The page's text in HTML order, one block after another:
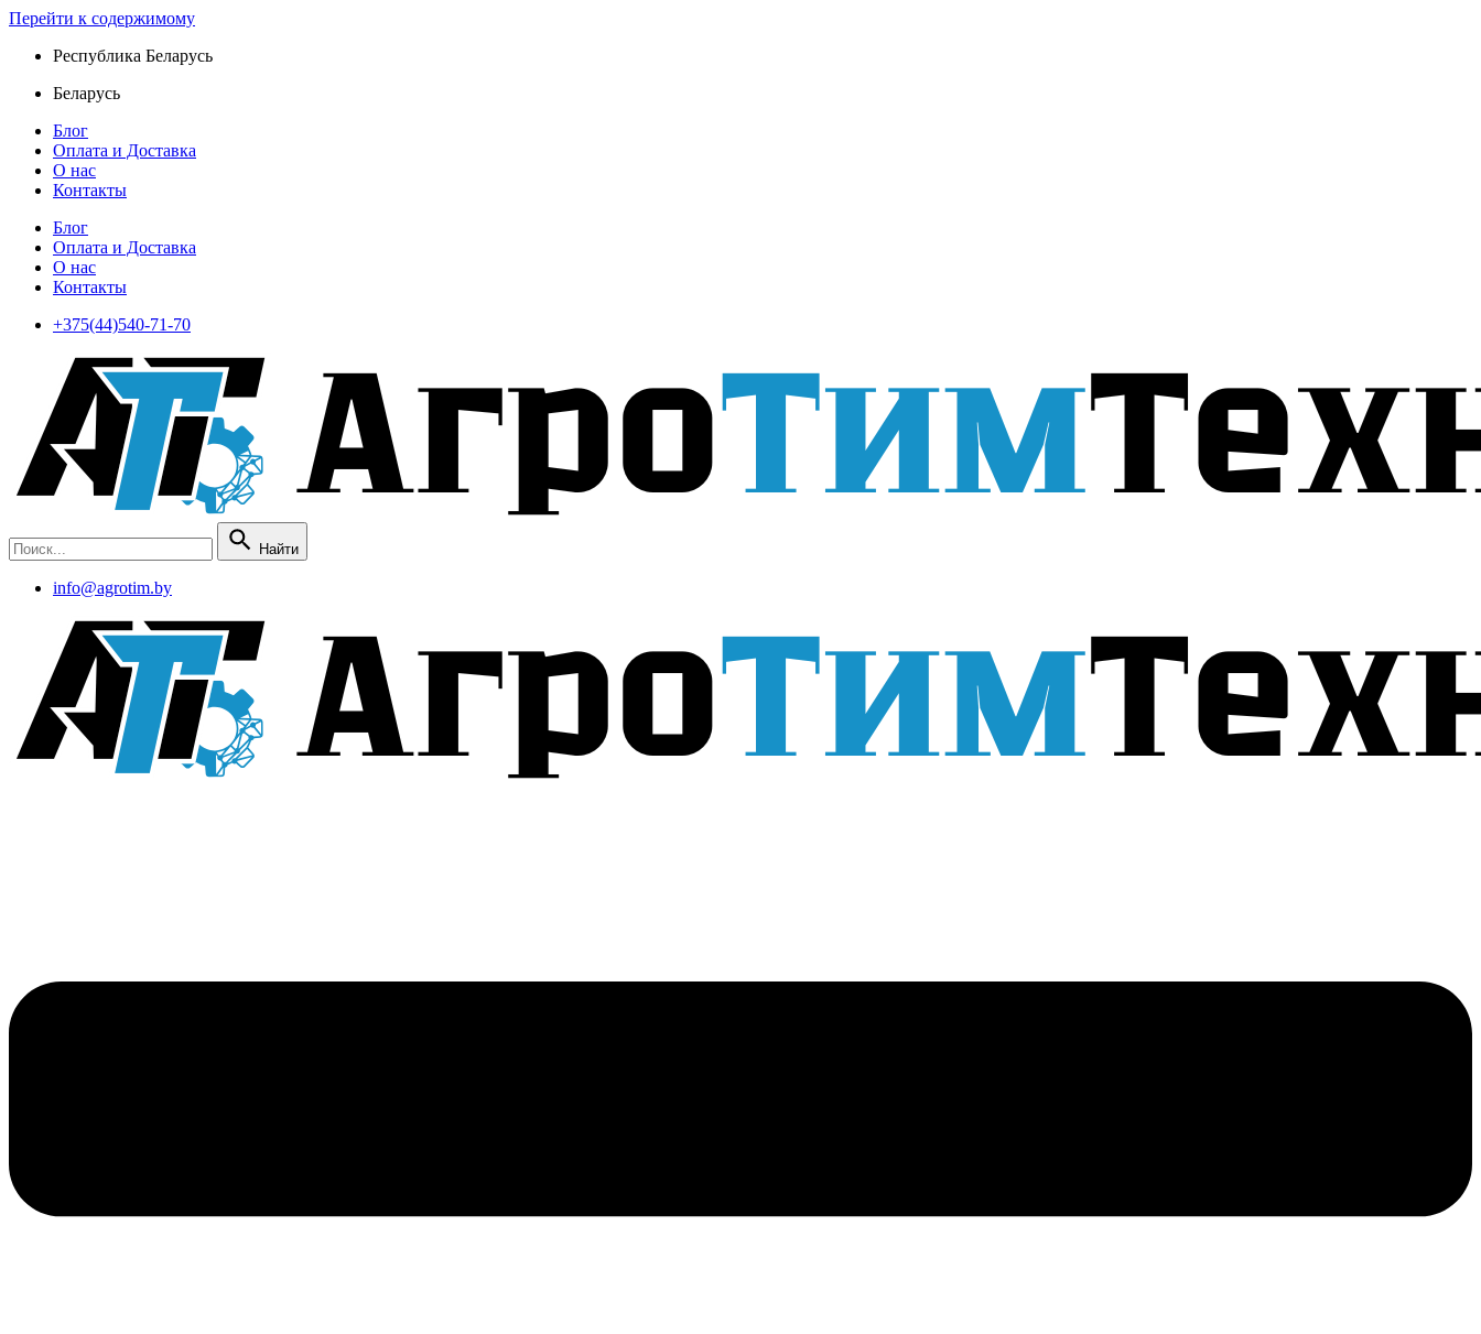
Перейти к содержимому
Республика Беларусь
Беларусь
Блог
Оплата и Доставка
О нас
Контакты
Блог
Оплата и Доставка
О нас
Контакты
+375(44)540-71-70
Найти
info@agrotim.by